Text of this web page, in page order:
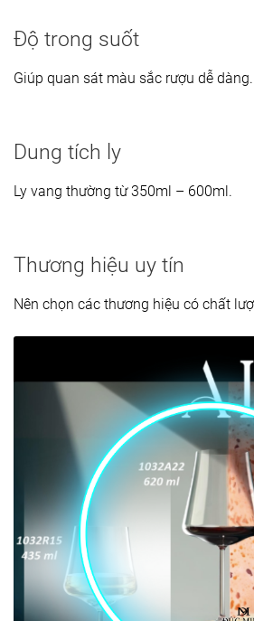
Độ trong suốt
Giúp quan sát màu sắc rượu dễ dàng.
Dung tích ly
Ly vang thường từ 350ml – 600ml.
Thương hiệu uy tín
Nên chọn các thương hiệu có chất